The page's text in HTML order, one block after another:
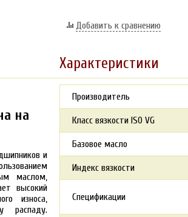
Добавить к сравнению
Характеристики
на
и
маслом,
высокий
износа,
распаду.
Производитель
Класс вязкости ISO VG
Базовое масло
Индекс вязкости
Спецификации